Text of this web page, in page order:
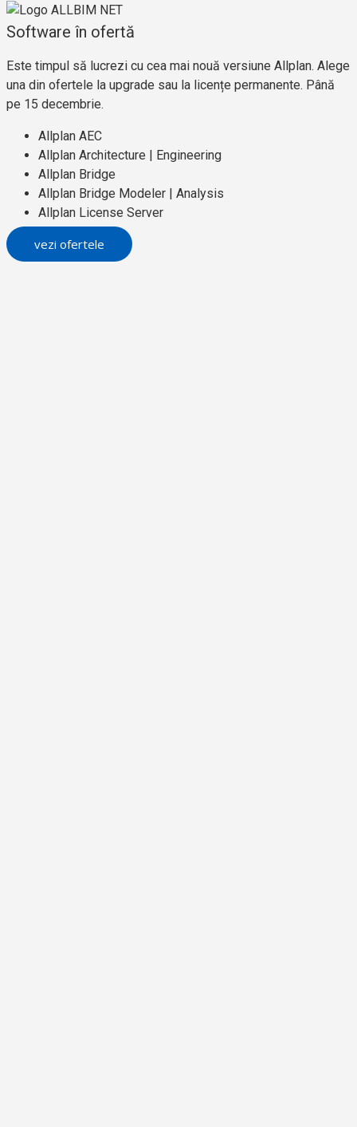
Software în ofertă
Este timpul să lucrezi cu cea mai nouă versiune Allplan. Alege
una din ofertele la upgrade sau la licențe permanente. Până
pe 15 decembrie.
Allplan AEC
Allplan Architecture | Engineering
Allplan Bridge
Allplan Bridge Modeler | Analysis
Allplan License Server
vezi ofertele